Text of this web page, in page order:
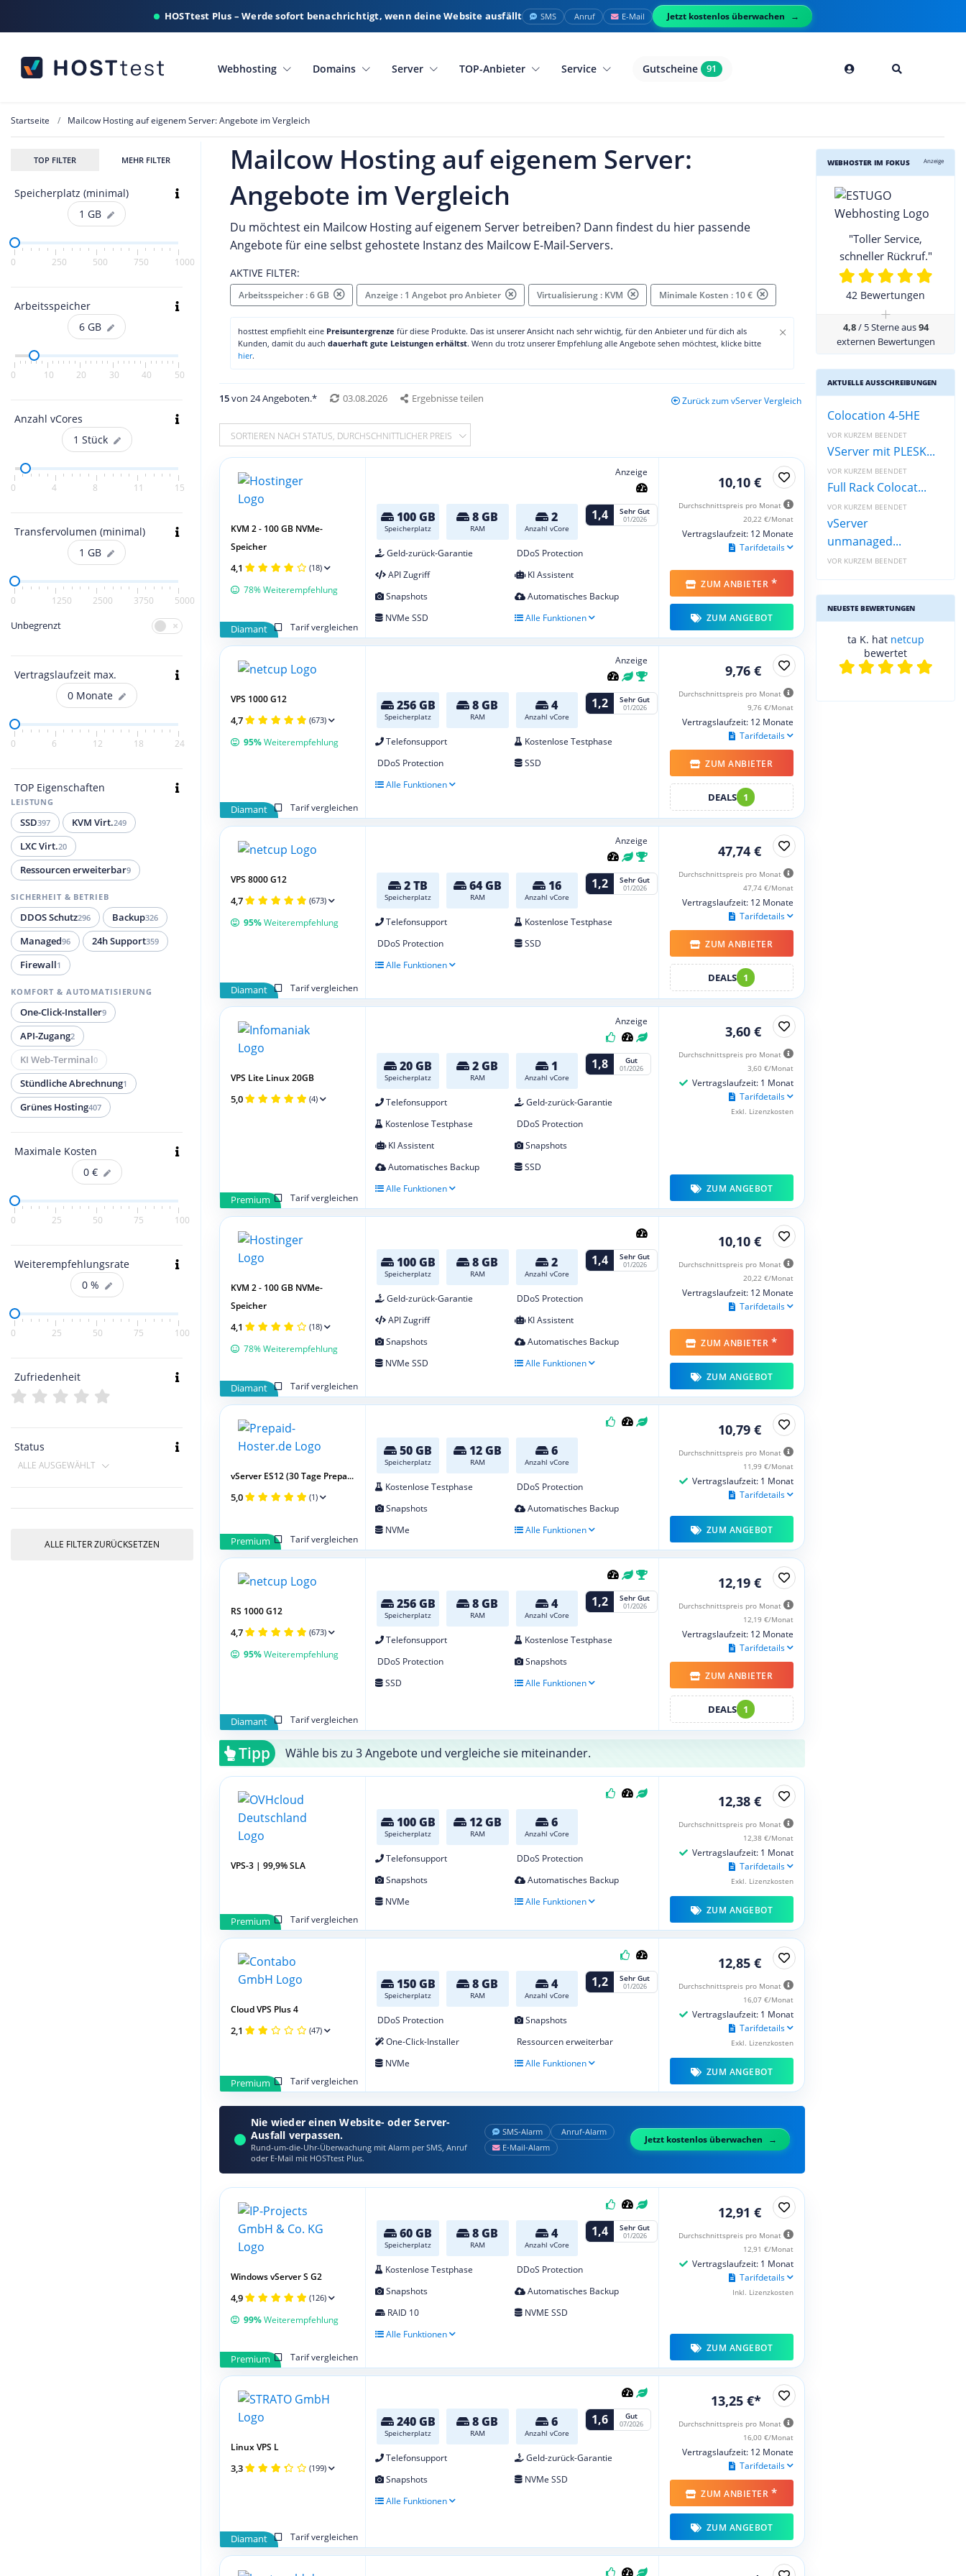
HOSTtest Plus – Werde sofort benachrichtigt, wenn deine Website ausfällt SMS Anruf E-Mail Jetzt kostenlos überwachen
Webhosting Domains Server TOP-Anbieter Service Gutscheine 91
Startseite Mailcow Hosting auf eigenem Server: Angebote im Vergleich
TOP FILTER MEHR FILTER
Speicherplatz (minimal)
1 GB
0 250 500 750 1000
Arbeitsspeicher
6 GB
0 10 20 30 40 50
Anzahl vCores
1 Stück
0 4 8 11 15
Transfervolumen (minimal)
1 GB
0 1250 2500 3750 5000
Unbegrenzt
Vertragslaufzeit max.
0 Monate
0 6 12 18 24
TOP Eigenschaften
LEISTUNG
SSD397 KVM Virt.249
LXC Virt.20
Ressourcen erweiterbar9
SICHERHEIT & BETRIEB
DDOS Schutz296 Backup326
Managed96 24h Support359
Firewall1
KOMFORT & AUTOMATISIERUNG
One-Click-Installer9
API-Zugang2
KI Web-Terminal0
Stündliche Abrechnung1
Grünes Hosting407
Maximale Kosten
0 €
0 25 50 75 100
Weiterempfehlungsrate
0 %
0 25 50 75 100
Zufriedenheit
Status
ALLE AUSGEWÄHLT
ALLE FILTER ZURÜCKSETZEN
Mailcow Hosting auf eigenem Server:
Angebote im Vergleich
Du möchtest ein Mailcow Hosting auf eigenem Server betreiben? Dann findest du hier passende
Angebote für eine selbst gehostete Instanz des Mailcow E-Mail-Servers.
AKTIVE FILTER:
Arbeitsspeicher : 6 GB Anzeige : 1 Angebot pro Anbieter Virtualisierung : KVM Minimale Kosten : 10 €
×
hosttest empfiehlt eine Preisuntergrenze für diese Produkte. Das ist unserer Ansicht nach sehr wichtig, für den Anbieter und für dich als
Kunden, damit du auch dauerhaft gute Leistungen erhältst. Wenn du trotz unserer Empfehlung alle Angebote sehen möchtest, klicke bitte
hier.
15von 24 Angeboten.* 03.08.2026 Ergebnisse teilen Zurück zum vServer Vergleich
SORTIEREN NACH STATUS, DURCHSCHNITTLICHER PREIS
Anzeige
100 GB
Speicherplatz
8 GB
RAM
2
Anzahl vCore
1,4 Sehr Gut
01/2026
Geld-zurück-Garantie
DDoS Protection
API Zugriff
KI Assistent
Snapshots
Automatisches Backup
NVMe SSD
Alle Funktionen
Diamant
Tarif vergleichen
KVM 2 - 100 GB NVMe-
Speicher
4,1 (18)
78% Weiterempfehlung
10,10 €
Durchschnittspreis pro Monat
20,22 €/Monat
Vertragslaufzeit: 12 Monate
Tarifdetails
ZUM ANBIETER *
ZUM ANGEBOT
Anzeige
256 GB
Speicherplatz
8 GB
RAM
4
Anzahl vCore
1,2 Sehr Gut
01/2026
Telefonsupport
Kostenlose Testphase
DDoS Protection
SSD
Alle Funktionen
Diamant Tarif vergleichen
VPS 1000 G12
4,7 (673)
95%Weiterempfehlung
9,76 €
Durchschnittspreis pro Monat
9,76 €/Monat
Vertragslaufzeit: 12 Monate
Tarifdetails
ZUM ANBIETER
DEALS 1
Anzeige
2 TB
Speicherplatz
64 GB
RAM
16
Anzahl vCore
1,2 Sehr Gut
01/2026
Telefonsupport
Kostenlose Testphase
DDoS Protection
SSD
Alle Funktionen
Diamant Tarif vergleichen
VPS 8000 G12
4,7 (673)
95%Weiterempfehlung
47,74 €
Durchschnittspreis pro Monat
47,74 €/Monat
Vertragslaufzeit: 12 Monate
Tarifdetails
ZUM ANBIETER
DEALS 1
Anzeige
20 GB
Speicherplatz
2 GB
RAM
1
Anzahl vCore
1,8 Gut
01/2026
Telefonsupport
Geld-zurück-Garantie
Kostenlose Testphase
DDoS Protection
KI Assistent
Snapshots
Automatisches Backup
SSD
Alle Funktionen
Premium
Tarif vergleichen
VPS Lite Linux 20GB
5,0 (4)
3,60 €
Durchschnittspreis pro Monat
3,60 €/Monat
Vertragslaufzeit: 1 Monat
Tarifdetails
Exkl. Lizenzkosten
ZUM ANGEBOT
100 GB
Speicherplatz
8 GB
RAM
2
Anzahl vCore
1,4 Sehr Gut
01/2026
Geld-zurück-Garantie
DDoS Protection
API Zugriff
KI Assistent
Snapshots
Automatisches Backup
NVMe SSD
Alle Funktionen
Diamant Tarif vergleichen
KVM 2 - 100 GB NVMe-
Speicher
4,1 (18)
78% Weiterempfehlung
10,10 €
Durchschnittspreis pro Monat
20,22 €/Monat
Vertragslaufzeit: 12 Monate
Tarifdetails
ZUM ANBIETER *
ZUM ANGEBOT
50 GB
Speicherplatz
12 GB
RAM
6
Anzahl vCore
Kostenlose Testphase
DDoS Protection
Snapshots
Automatisches Backup
NVMe
Alle Funktionen
Premium
Tarif vergleichen
vServer ES12 (30 Tage Prepa...
5,0 (1)
10,79 €
Durchschnittspreis pro Monat
11,99 €/Monat
Vertragslaufzeit: 1 Monat
Tarifdetails
ZUM ANGEBOT
256 GB
Speicherplatz
8 GB
RAM
4
Anzahl vCore
1,2 Sehr Gut
01/2026
Telefonsupport
Kostenlose Testphase
DDoS Protection
Snapshots
SSD
Alle Funktionen
Diamant Tarif vergleichen
RS 1000 G12
4,7 (673)
95%Weiterempfehlung
12,19 €
Durchschnittspreis pro Monat
12,19 €/Monat
Vertragslaufzeit: 12 Monate
Tarifdetails
ZUM ANBIETER
DEALS 1
Tipp Wähle bis zu 3 Angebote und vergleiche sie miteinander.
100 GB
Speicherplatz
12 GB
RAM
6
Anzahl vCore
Telefonsupport
DDoS Protection
Snapshots
Automatisches Backup
NVMe
Alle Funktionen
Premium
Tarif vergleichen
VPS-3 | 99,9% SLA
12,38 €
Durchschnittspreis pro Monat
12,38 €/Monat
Vertragslaufzeit: 1 Monat
Tarifdetails
Exkl. Lizenzkosten
ZUM ANGEBOT
150 GB
Speicherplatz
8 GB
RAM
4
Anzahl vCore
1,2 Sehr Gut
01/2026
DDoS Protection
Snapshots
One-Click-Installer
Ressourcen erweiterbar
NVMe
Alle Funktionen
Premium
Tarif vergleichen
Cloud VPS Plus 4
2,1 (47)
12,85 €
Durchschnittspreis pro Monat
16,07 €/Monat
Vertragslaufzeit: 1 Monat
Tarifdetails
Exkl. Lizenzkosten
ZUM ANGEBOT
Nie wieder einen Website- oder Server-
Ausfall verpassen.
Rund-um-die-Uhr-Überwachung mit Alarm per SMS, Anruf
oder E‑Mail mit HOSTtest Plus.
SMS‑Alarm
Anruf‑Alarm
E‑Mail‑Alarm
Jetzt kostenlos überwachen
60 GB
Speicherplatz
8 GB
RAM
4
Anzahl vCore
1,4 Sehr Gut
01/2026
Kostenlose Testphase
DDoS Protection
Snapshots
Automatisches Backup
RAID 10
NVME SSD
Alle Funktionen
Premium Tarif vergleichen
Windows vServer S G2
4,9 (126)
99%Weiterempfehlung
12,91 €
Durchschnittspreis pro Monat
12,91 €/Monat
Vertragslaufzeit: 1 Monat
Tarifdetails
Inkl. Lizenzkosten
ZUM ANGEBOT
240 GB
Speicherplatz
8 GB
RAM
6
Anzahl vCore
1,6 Gut
07/2026
Telefonsupport
Geld-zurück-Garantie
Snapshots
NVMe SSD
Alle Funktionen
Diamant Tarif vergleichen
Linux VPS L
3,3 (199)
13,25 €*
Durchschnittspreis pro Monat
16,00 €/Monat
Vertragslaufzeit: 12 Monate
Tarifdetails
ZUM ANBIETER *
ZUM ANGEBOT
WEBHOSTER IM FOKUS Anzeige
"Toller Service,
schneller Rückruf."
42 Bewertungen
+
4,8/ 5 Sterne aus94
externen Bewertungen
AKTUELLE AUSSCHREIBUNGEN
Colocation 4-5HE
VOR KURZEM BEENDET
VServer mit PLESK...
VOR KURZEM BEENDET
Full Rack Colocat...
VOR KURZEM BEENDET
vServer
unmanaged...
VOR KURZEM BEENDET
NEUESTE BEWERTUNGEN
ta K. hat netcup
bewertet